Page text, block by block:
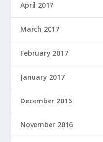
April 2017
March 2017
February 2017
January 2017
December 2016
November 2016